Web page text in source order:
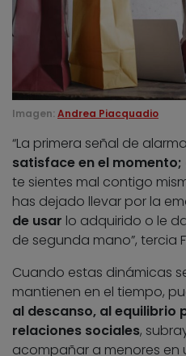
Imagen: Andrea Piacquadio
“La primera señal de
satisface en el
te sientes mal contigo
has dejado llevar por la
de usar lo adquirido o le
de segunda mano”, tercia
Cuando estas dinámicas
mantienen en el tiempo,
al descanso, al equilibrio
relaciones sociales,
acompañar a menores en